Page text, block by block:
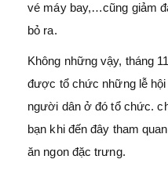
vé máy bay,…cũng giảm
bỏ ra.
Không những vậy, tháng
được tổ chức những lễ
người dân ở đó tổ chức.
bạn khi đến đây tham
ăn ngon đặc trưng.